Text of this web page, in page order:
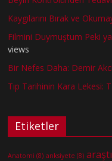
Kaygılarını Bırak ve
Filmini Duymuştum Peki
views
Bir Nefes Daha: Demir
Tıp Tarihinin Kara Lekesi:
Etiketler
Anatomi (8) anksiyete (8)